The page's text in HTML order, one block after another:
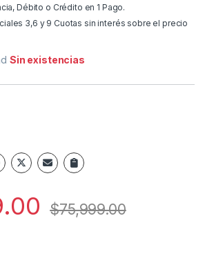
Débito o Crédito en 1 Pago.
3,6 y 9 Cuotas sin interés sobre el precio
Sin existencias
$75,999.00